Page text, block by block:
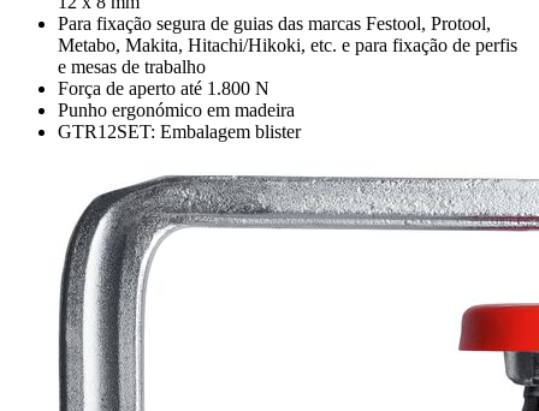
Para fixação segura de guias das marcas Festool, Protool,
Metabo, Makita, Hitachi/Hikoki, etc. e para fixação de perfis
e mesas de trabalho
Força de aperto até 1.800 N
Punho ergonómico em madeira
GTR12SET: Embalagem blister